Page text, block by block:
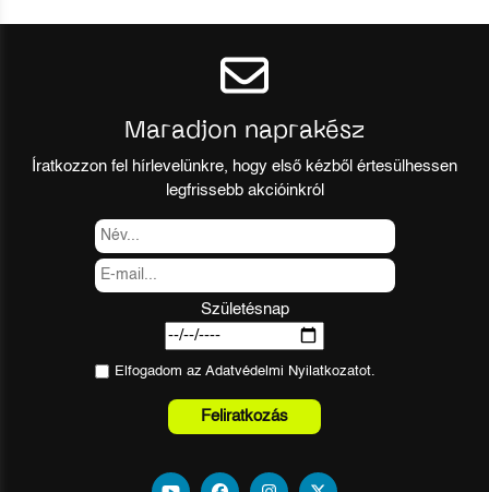
Maradjon naprakész
Íratkozzon fel hírlevelünkre, hogy első kézből értesülhessen
legfrissebb akcióinkról
Születésnap
Elfogadom az Adatvédelmi Nyilatkozatot.
Feliratkozás